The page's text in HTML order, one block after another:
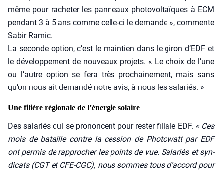
même pour rache­ter les pan­neaux pho­to­vol­taïques à ECM
pen­dant 3 à 5 ans comme celle-ci le demande », com­mente
Sabir Ramic.
La seconde option, c’est le main­tien dans le giron d’EDF et
le déve­lop­pe­ment de nou­veaux pro­jets. « Le choix de l’une
ou l’autre option se fera très pro­chai­ne­ment, mais sans
qu’on nous ait deman­dé notre avis, à nous les sala­riés. »
Une filière régionale de l’énergie solaire
Des sala­riés qui se pro­noncent pour res­ter filiale EDF. « Ces
mois de bataille contre la ces­sion de Pho­to­watt par EDF
ont per­mis de rap­pro­cher les points de vue. Sala­riés et syn­
di­cats (CGT et CFE-CGC), nous sommes tous d’accord pour